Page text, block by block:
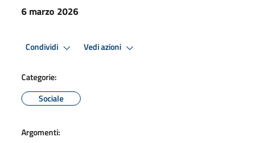
6 marzo 2026
Condividi Vedi azioni
Categorie:
Sociale
Argomenti: